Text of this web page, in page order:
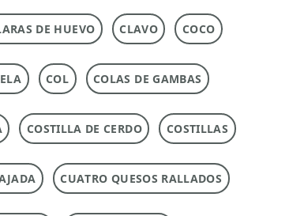
DE HUEVO CLAVO COCO
COL COLAS DE GAMBAS
COSTILLA DE CERDO COSTILLAS
CUATRO QUESOS RALLADOS